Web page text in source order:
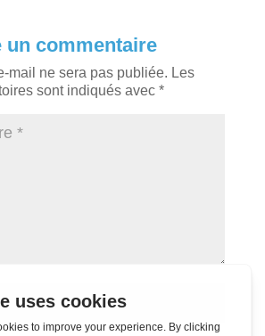
un commentaire
mail ne sera pas publiée. Les
sont indiqués avec *